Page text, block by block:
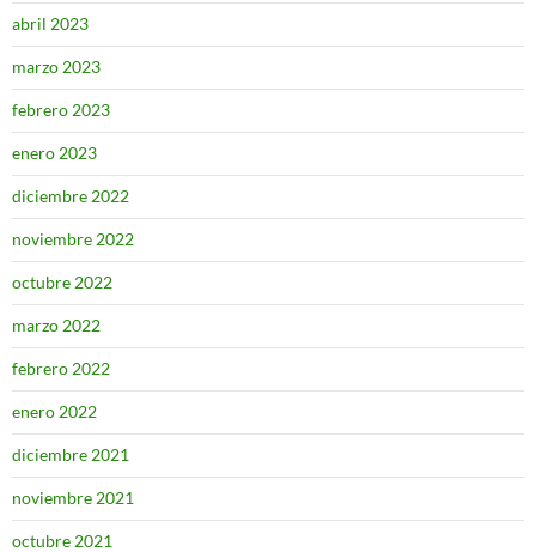
abril 2023
marzo 2023
febrero 2023
enero 2023
diciembre 2022
noviembre 2022
octubre 2022
marzo 2022
febrero 2022
enero 2022
diciembre 2021
noviembre 2021
octubre 2021